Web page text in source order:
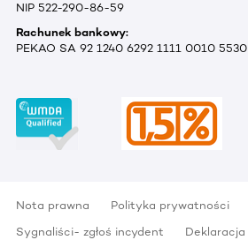
NIP 522-290-86-59
Rachunek bankowy:
PEKAO SA 92 1240 6292 1111 0010
Nota prawna Polityka prywatności
Sygnaliści- zgłoś incydent